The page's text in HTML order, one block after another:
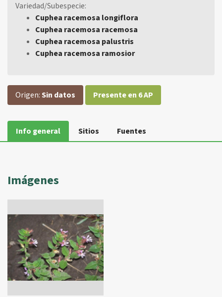
Variedad/Subespecie:
Cuphea racemosa longiflora
Cuphea racemosa racemosa
Cuphea racemosa palustris
Cuphea racemosa ramosior
Origen:Sin datos Presente en 6 AP
Info general Sitios Fuentes
Imágenes